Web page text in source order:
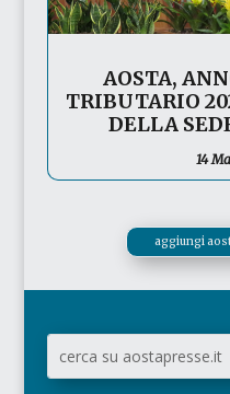
AOSTA,
TRIBUTARIO
DELLA
14
aggiungi